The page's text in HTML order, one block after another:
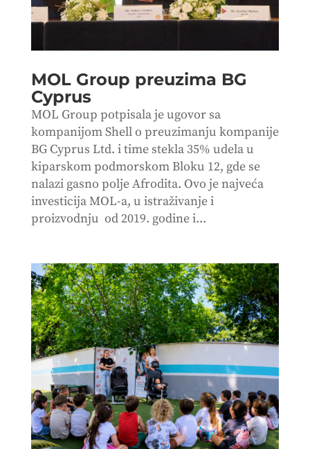
MOL Group preuzima BG
Cyprus
MOL Group potpisala je ugovor sa
kompanijom Shell o preuzimanju kompanije
BG Cyprus Ltd. i time stekla 35% udela u
kiparskom podmorskom Bloku 12, gde se
nalazi gasno polje Afrodita. Ovo je najveća
investicija MOL-a, u istraživanje i
proizvodnju od 2019. godine i...